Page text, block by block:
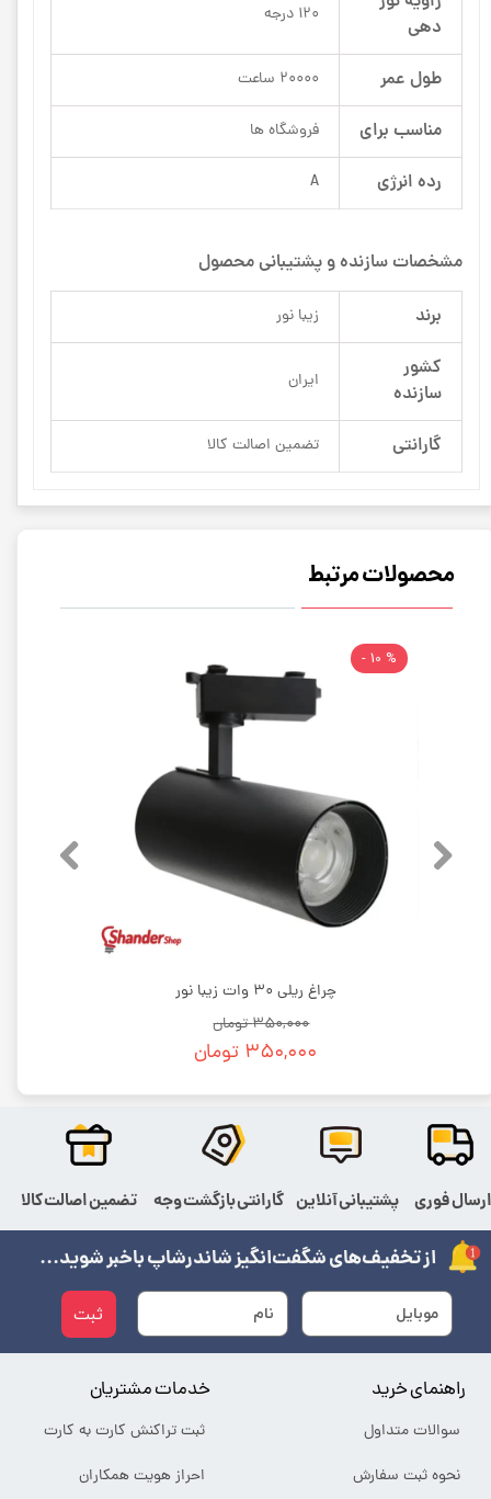
دهی
120 درجه
طول عمر 20000 ساعت
مناسب برای فروشگاه ها
رده انرژی A
مشخصات سازنده و پشتیبانی محصول
برند زیبا نور
کشور
سازنده
ایران
گارانتی تضمین اصالت کالا
محصولات مرتبط
چراغ ریلی 30 وات زیبا نور
۳۵۰,۰۰۰ تومان
۳۵۰,۰۰۰ تومان
% 10 -
ثبت
از تخفیف‌های شگفت‌انگیز شاندرشاپ باخبر شوید...
خدمات مشتریان
ثبت تراکنش کارت به کارت
احراز هویت همکاران
راهنمای خرید
سوالات متداول
نحوه ثبت سفارش
ارسال فوری پشتیبانی آنلاین گارانتی بازگشت وجه تضمین اصالت کالا